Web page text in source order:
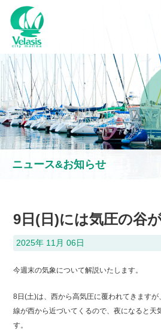
ボート・ヨットを
置きたい
マリーナガイド
ニュース&お知らせ
9日(日)には気圧の谷
2025年 11月 06日
今週末の気象について解説いたします。
8日(土)は、西から高気圧に覆われてきます
線が西から近づいてくるので、夜になると天
す。